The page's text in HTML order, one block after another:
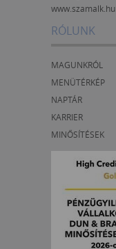
www.szamalk.hu
RÓLUNK
MAGUNKRÓL
MENÜTÉRKÉP
NAPTÁR
KARRIER
MINŐSÍTÉSEK